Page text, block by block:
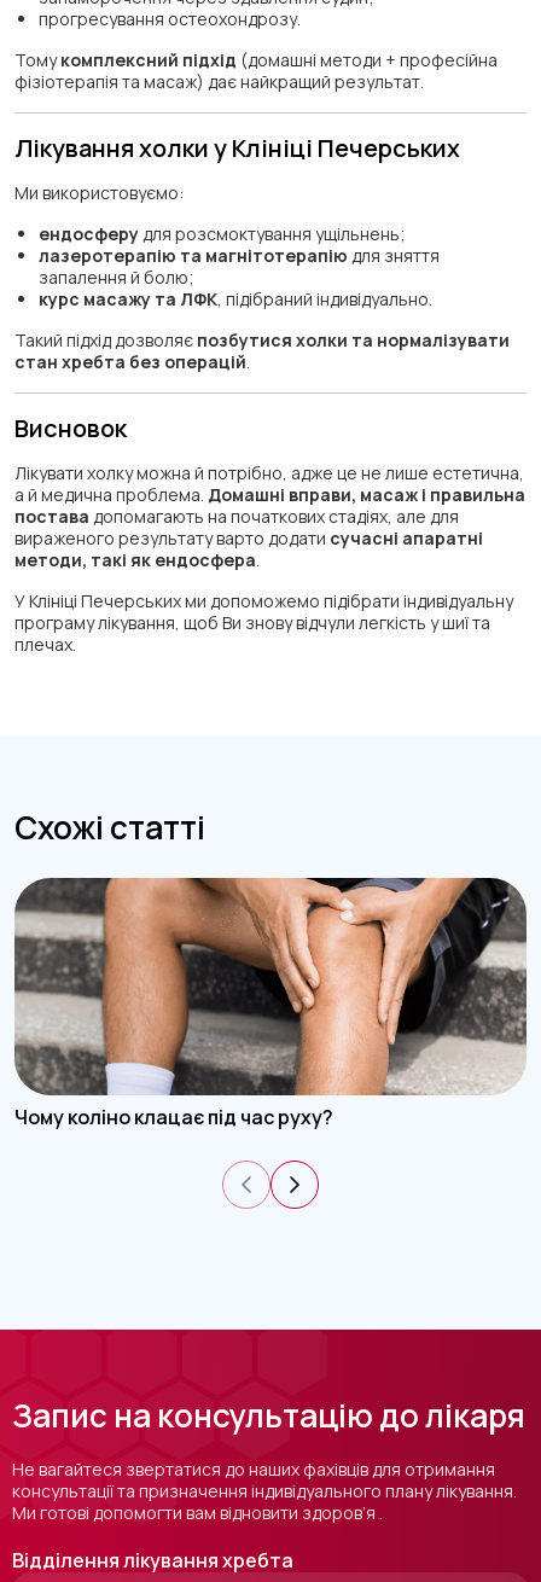
прогресування остеохондрозу.
Томукомплексний підхід (домашні методи + професійна
фізіотерапія та масаж) дає найкращий результат.
Лікування холки у Клініці Печерських
Ми використовуємо:
ендосферу для розсмоктування ущільнень;
лазеротерапію та магнітотерапію для зняття
запалення й болю;
курс масажу та ЛФК , підібраний індивідуально.
Такий підхід дозволяє позбутися холки та нормалізувати
стан хребта без операцій
Висновок
Лікувати холку можна й потрібно, адже це не лише естетична,
а й медична проблема. Домашні вправи, масаж і правильна
постава допомагають на початкових стадіях, але для
вираженого результату варто додати сучасні апаратні
методи, такі як ендосфера
У Клініці Печерських ми допоможемо підібрати індивідуальну
програму лікування, щоб Ви знову відчули легкість у шиї та
плечах.
Схожі статті
Чому коліно клацає під час руху?
Запис на консультацію до лікаря
Не вагайтеся звертатися до наших фахівців для отримання
консультації та призначення індивідуального плану лікування.
Ми готові допомогти вам відновити здоров’я .
Відділення лікування хребта